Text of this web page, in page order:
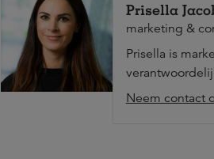
Prisella
marketing &
Prisella is
Neem contact